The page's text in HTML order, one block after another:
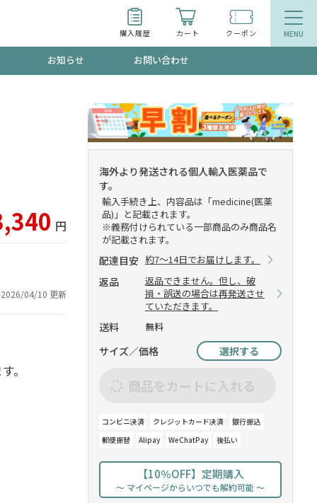
購入履歴 カート クーポン
食品
ールで、夏の頭皮ストレスを完全リセッ
フが贈る音声プログラム
るものが一目でわかるランキング
お知らせ お問い合わせ
円
2026/04/10 更新
。
海外より発送される個人輸入医薬品で
す。
輸入手続き上、内容品は「medicine(医薬
品)」と記載されます。
※義務付けられている一部商品のみ商品名
が記載されます。
配達目安 約7～14日でお届けします。
返品
返品できません。但し、破
損・誤送の場合は再発送させ
ていただきます。
送料 無料
サイズ／価格 選択する
商品をカートに入れる
コンビニ決済 クレジットカード決済
銀行振込
郵便振替
Alipay WeChatPay 後払い
【10％OFF】定期購入
～ マイページからいつでも解約可能 ～